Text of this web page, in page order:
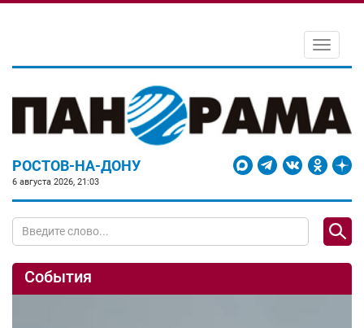
Toggle
РОСТОВ-НА-ДОНУ
6 августа 2026, 21:03
События